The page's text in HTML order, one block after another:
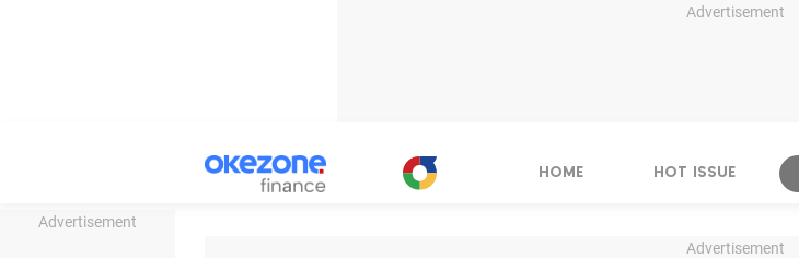
Advertisement
Advertisement
HOME HOT ISSUE
Advertisement